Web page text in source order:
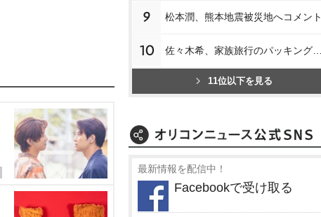
9 松本潤、熊本地震被災地へコメント
10
11位以下を見る
最新情報を配信中！
Facebookで受け取る